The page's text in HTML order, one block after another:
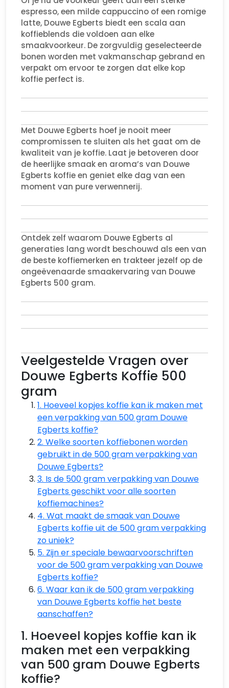
espresso, een milde cappuccino of een romige
latte, Douwe Egberts biedt een scala aan
koffieblends die voldoen aan elke
smaakvoorkeur. De zorgvuldig geselecteerde
bonen worden met vakmanschap gebrand en
verpakt om ervoor te zorgen dat elke kop
koffie perfect is.
Met Douwe Egberts hoef je nooit meer
compromissen te sluiten als het gaat om de
kwaliteit van je koffie. Laat je betoveren door
de heerlijke smaak en aroma’s van Douwe
Egberts koffie en geniet elke dag van een
moment van pure verwennerij.
Ontdek zelf waarom Douwe Egberts al
generaties lang wordt beschouwd als een van
de beste koffiemerken en trakteer jezelf op de
ongeëvenaarde smaakervaring van Douwe
Egberts 500 gram.
Veelgestelde Vragen over
Douwe Egberts Koffie 500
gram
1. Hoeveel kopjes koffie kan ik maken met
een verpakking van 500 gram Douwe
Egberts koffie?
2. Welke soorten koffiebonen worden
gebruikt in de 500 gram verpakking van
Douwe Egberts?
3. Is de 500 gram verpakking van Douwe
Egberts geschikt voor alle soorten
koffiemachines?
4. Wat maakt de smaak van Douwe
Egberts koffie uit de 500 gram verpakking
zo uniek?
5. Zijn er speciale bewaarvoorschriften
voor de 500 gram verpakking van Douwe
Egberts koffie?
6. Waar kan ik de 500 gram verpakking
van Douwe Egberts koffie het beste
aanschaffen?
1. Hoeveel kopjes koffie kan ik
maken met een verpakking
van 500 gram Douwe Egberts
koffie?